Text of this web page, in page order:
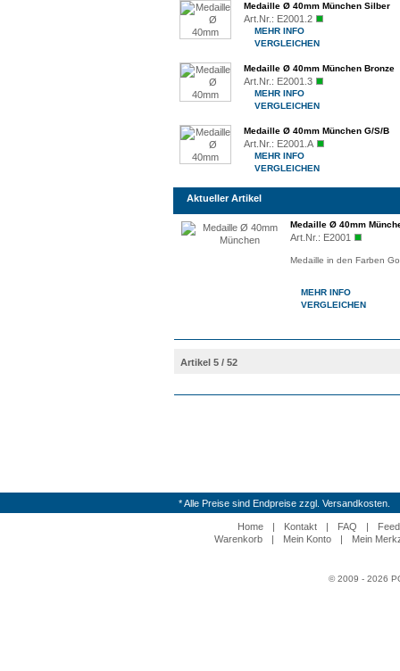
Medaille Ø 40mm München Silber
Art.Nr.: E2001.2
MEHR INFO
VERGLEICHEN
Medaille Ø 40mm München Bronze
Art.Nr.: E2001.3
MEHR INFO
VERGLEICHEN
Medaille Ø 40mm München G/S/B
Art.Nr.: E2001.A
MEHR INFO
VERGLEICHEN
Aktueller Artikel
Medaille Ø 40mm
Art.Nr.: E2001
Medaille in den Farben
MEHR INFO
VERGLEICHEN
Artikel 5 / 52
* Alle Preise sind Endpreise zzgl. Versandkosten.
Home | Kontakt | FAQ |
Warenkorb
| Mein Konto | Mein
© 2009 - 2026